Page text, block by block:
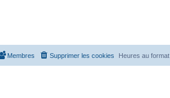
Heures au format
Supprimer les cookies
Membres